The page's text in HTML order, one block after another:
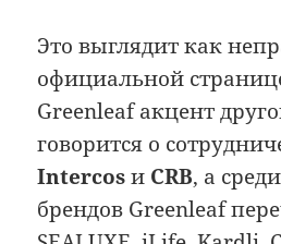
Это выглядит как
официальной
Greenleaf акцент
говорится о
Intercosи CRB, а
брендов Greenleaf